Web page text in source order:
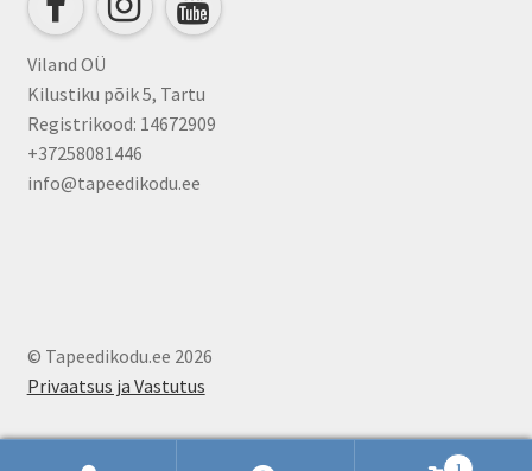
Viland OÜ
Kilustiku põik 5, Tartu
Registrikood: 14672909
+37258081446
info@tapeedikodu.ee
© Tapeedikodu.ee 2026
Privaatsus ja Vastutus